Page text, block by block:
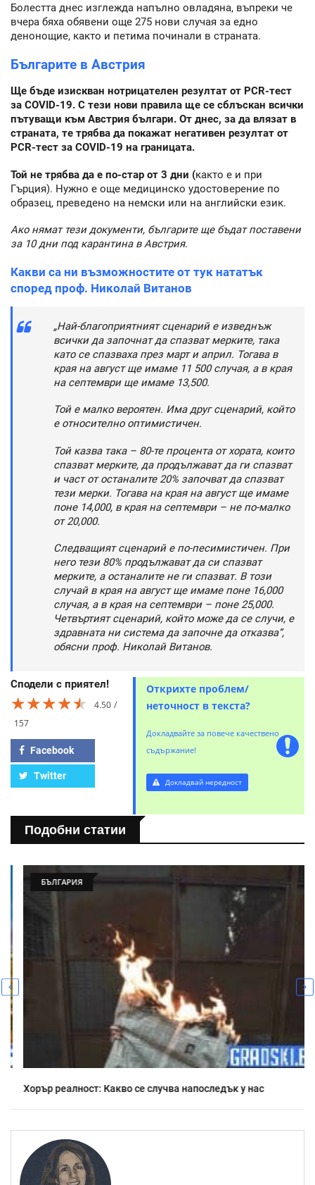
Болестта днес изглежда напълно овладяна, въпреки че
вчера бяха обявени още 275 нови случая за едно
денонощие, както и петима починали в страната.
Българите в Австрия
Ще бъде изискван нотрицателен резултат от PCR-тест
за COVID-19. С тези нови правила ще се сблъскан всички
пътуващи към Австрия българи. От днес, за да влязат в
страната, те трябва да покажат негативен резултат от
PCR-тест за COVID-19 на границата.
Той не трябва да е по-стар от 3 дни (както е и при
Гърция). Нужно е още медицинско удостоверение по
образец, преведено на немски или на английски език.
Ако нямат тези документи, българите ще бъдат поставени
за 10 дни под карантина в Австрия.
Какви са ни възможностите от тук нататък
според проф. Николай Витанов
„Най-благоприятният сценарий е изведнъж
всички да започнат да спазват мерките, така
като се спазваха през март и април. Тогава в
края на август ще имаме 11 500 случая, а в края
на септември ще имаме 13,500.
Той е малко вероятен. Има друг сценарий, който
е относително оптимистичен.
Той казва така – 80-те процента от хората, които
спазват мерките, да продължават да ги спазват
и част от останалите 20% започват да спазват
тези мерки. Тогава на края на август ще имаме
поне 14,000, в края на септември – не по-малко
от 20,000.
Следващият сценарий е по-песимистичен. При
него тези 80% продължават да си спазват
мерките, а останалите не ги спазват. В този
случай в края на август ще имаме поне 16,000
случая, а в края на септември – поне 25,000.
Четвъртият сценарий, който може да се случи, е
здравната ни система да започне да отказва”,
обясни проф. Николай Витанов.
Сподели с приятел!
★★★★★
★★★★★
★★★★★
4.50
157
Facebook
Twitter
Открихте проблем/
неточност в текста?
Докладвайте за повече качествено
съдържание!
Докладвай нередност
Подобни статии
БЪЛГАРИЯ
Хорър реалност: Какво се случва напоследък у нас